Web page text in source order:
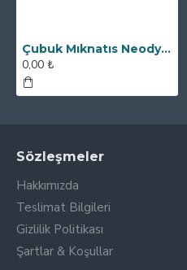
Çubuk Mıknatıs Neodyum - 32x150 mm - Ekstra Kılıflı Neodyum
0,00 ₺
Sözleşmeler
Hakkımızda
Teslimat Bilgileri
Gizlilik Politikası
Şartlar & Koşullar